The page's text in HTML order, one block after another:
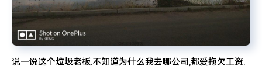
说一说这个垃圾老板.不知道为什么我去哪公司,都爱拖欠工资.